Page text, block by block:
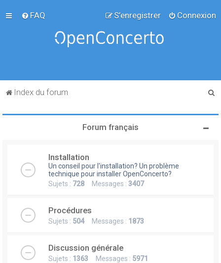
FAQ Connexion
S’enregistrer
Index du forum
Forum français
Installation
Un conseil pour l'installation? Un problème
technique pour installer OpenConcerto?
Sujets : 728 Messages : 3407
Procédures
Sujets : 504Messages : 1873
Discussion générale
Sujets : 1363 Messages : 5971